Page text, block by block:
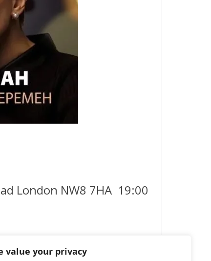
value your privacy
London NW8 7HA 19:00